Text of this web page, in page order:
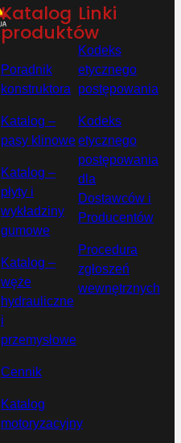
Katalog
produktów
Poradnik
konstruktora
Katalog –
pasy klinowe
Katalog –
płyty i
wykładziny
gumowe
Katalog –
węże
hydrauliczne
i
przemysłowe
Cennik
Katalog
motoryzacyjny
Linki
Kodeks
etycznego
postępowania
Kodeks
etycznego
postępowania
dla
Dostawców i
Producentów
Procedura
zgłoszeń
wewnętrznych